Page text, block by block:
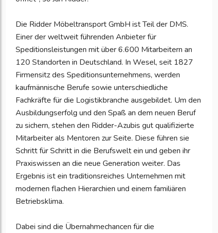
Die Ridder Möbeltransport GmbH ist Teil der DMS.
Einer der weltweit führenden Anbieter für
Speditionsleistungen mit über 6.600 Mitarbeitern an
120 Standorten in Deutschland. In Wesel, seit 1827
Firmensitz des Speditionsunternehmens, werden
kaufmännische Berufe sowie unterschiedliche
Fachkräfte für die Logistikbranche ausgebildet. Um den
Ausbildungserfolg und den Spaß an dem neuen Beruf
zu sichern, stehen den Ridder-Azubis gut qualifizierte
Mitarbeiter als Mentoren zur Seite. Diese führen sie
Schritt für Schritt in die Berufswelt ein und geben ihr
Praxiswissen an die neue Generation weiter. Das
Ergebnis ist ein traditionsreiches Unternehmen mit
modernen flachen Hierarchien und einem familiären
Betriebsklima.
Dabei sind die Übernahmechancen für die